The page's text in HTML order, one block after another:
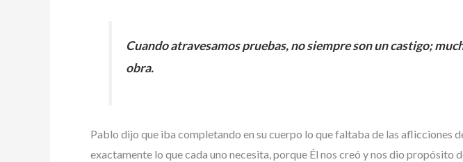
Cuando atravesamos pruebas, no siempre son un castigo;
obra.
Pablo dijo que iba completando en su cuerpo lo que faltaba de las aflicciones
exactamente lo que cada uno necesita, porque Él nos creó y nos dio propósito